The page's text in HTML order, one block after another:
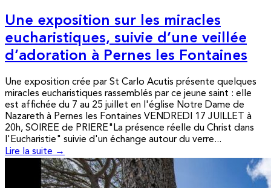
Une exposition sur les miracles
eucharistiques, suivie d’une veillée
d’adoration à Pernes les Fontaines
Une exposition crée par St Carlo Acutis présente quelques
miracles eucharistiques rassemblés par ce jeune saint : elle
est affichée du 7 au 25 juillet en l'église Notre Dame de
Nazareth à Pernes les Fontaines VENDREDI 17 JUILLET à
20h, SOIREE de PRIERE"La présence réelle du Christ dans
l'Eucharistie" suivie d'un échange autour du verre...
Lire la suite →